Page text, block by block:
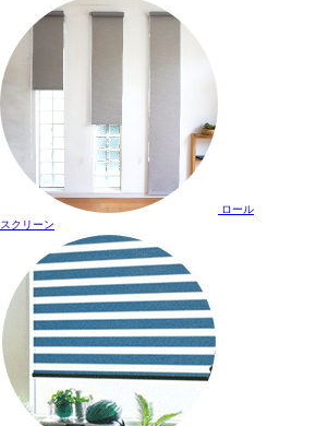
ロール
スクリーン